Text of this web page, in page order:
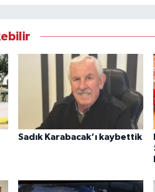
Sadık Karabacak’ı kaybettik